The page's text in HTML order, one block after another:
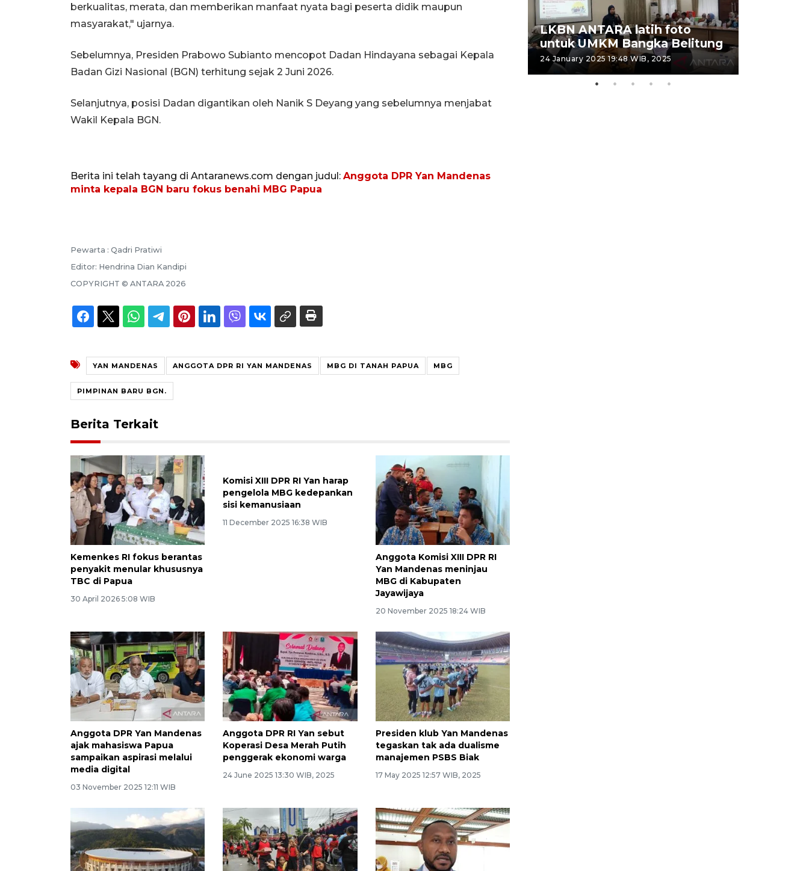
berkualitas, merata, dan memberikan manfaat nyata bagi peserta didik maupun
masyarakat," ujarnya.
Sebelumnya, Presiden Prabowo Subianto mencopot Dadan Hindayana sebagai Kepala
Badan Gizi Nasional (BGN) terhitung sejak 2 Juni 2026.
Selanjutnya, posisi Dadan digantikan oleh Nanik S Deyang yang sebelumnya menjabat
Wakil Kepala BGN.
Berita ini telah tayang di Antaranews.com dengan judul: Anggota DPR Yan Mandenas
minta kepala BGN baru fokus benahi MBG Papua
Pewarta : Qadri Pratiwi
Editor: Hendrina Dian Kandipi
COPYRIGHT © ANTARA 2026
YAN MANDENAS ANGGOTA DPR RI YAN MANDENAS MBG DI TANAH PAPUA MBG
PIMPINAN BARU BGN.
Berita Terkait
Kemenkes RI fokus berantas
penyakit menular khususnya
TBC di Papua
30 April 2026 5:08 WIB
Komisi XIII DPR RI Yan harap
pengelola MBG kedepankan
sisi kemanusiaan
11 December 2025 16:38 WIB
Anggota Komisi XIII DPR RI
Yan Mandenas meninjau
MBG di Kabupaten
Jayawijaya
20 November 2025 18:24 WIB
Anggota DPR Yan Mandenas
ajak mahasiswa Papua
sampaikan aspirasi melalui
media digital
03 November 2025 12:11 WIB
Anggota DPR RI Yan sebut
Koperasi Desa Merah Putih
penggerak ekonomi warga
24 June 2025 13:30 WIB, 2025
Presiden klub Yan Mandenas
tegaskan tak ada dualisme
manajemen PSBS Biak
17 May 2025 12:57 WIB, 2025
Antara Biro Papua
14 March 2022 15:11 WIB, 2022
LKBN ANTARA latih foto
untuk UMKM Bangka Belitung
24 January 2025 19:48 WIB, 2025